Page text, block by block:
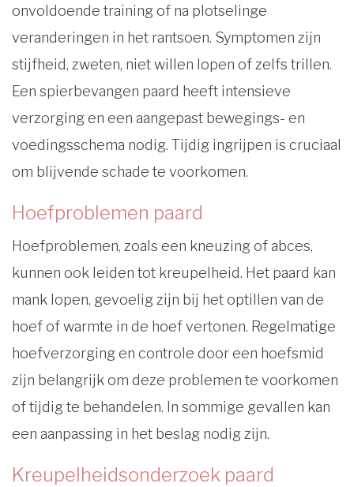
onvoldoende training of na plotselinge
veranderingen in het rantsoen. Symptomen zijn
stijfheid, zweten, niet willen lopen of zelfs trillen.
Een spierbevangen paard heeft intensieve
verzorging en een aangepast bewegings- en
voedingsschema nodig. Tijdig ingrijpen is cruciaal
om blijvende schade te voorkomen.
Hoefproblemen paard
Hoefproblemen, zoals een kneuzing of abces,
kunnen ook leiden tot kreupelheid. Het paard kan
mank lopen, gevoelig zijn bij het optillen van de
hoef of warmte in de hoef vertonen. Regelmatige
hoefverzorging en controle door een hoefsmid
zijn belangrijk om deze problemen te voorkomen
of tijdig te behandelen. In sommige gevallen kan
een aanpassing in het beslag nodig zijn.
Kreupelheidsonderzoek paard